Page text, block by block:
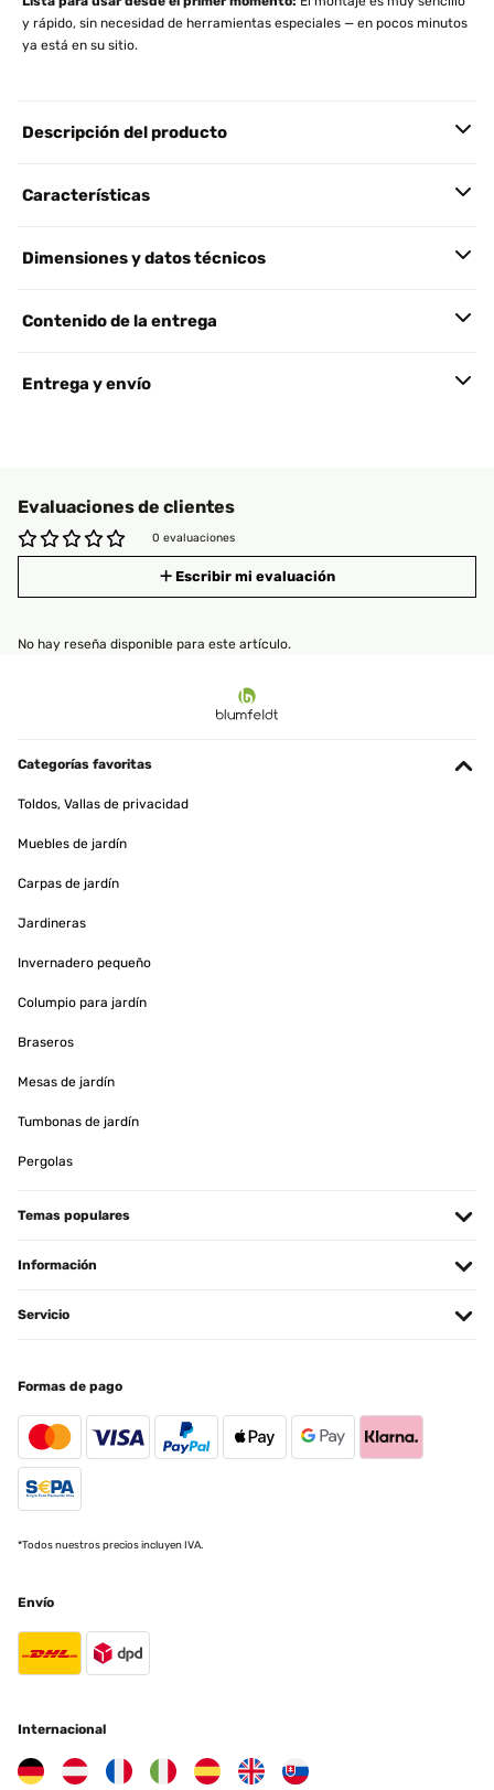
y rápido, sin necesidad de herramientas especiales — en pocos minutos
ya está en su sitio.
Descripción del producto
Características
Dimensiones y datos técnicos
Contenido de la entrega
Entrega y envío
Evaluaciones de clientes
0 evaluaciones
Escribir mi evaluación
No hay reseña disponible para este artículo.
Categorías favoritas
Toldos, Vallas de privacidad
Muebles de jardín
Carpas de jardín
Jardineras
Invernadero pequeño
Columpio para jardín
Braseros
Mesas de jardín
Tumbonas de jardín
Pergolas
Temas populares
Información
Servicio
Formas de pago
*Todos nuestros precios incluyen IVA.
Envío
Internacional